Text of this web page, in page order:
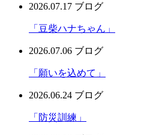
2026.07.17 ブログ
「豆柴ハナちゃん」
2026.07.06 ブログ
「願いを込めて」
2026.06.24 ブログ
「防災訓練」